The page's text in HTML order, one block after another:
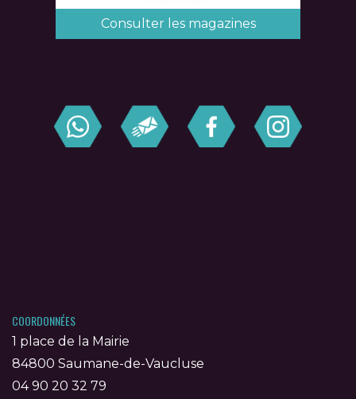
Consulter les magazines
COORDONNÉES
1 place de la Mairie
84800 Saumane-de-Vaucluse
04 90 20 32 79